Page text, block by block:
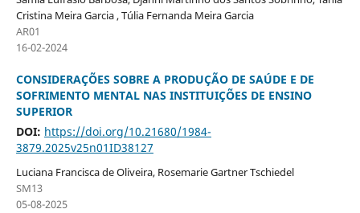
Cristina Meira Garcia , Túlia Fernanda Meira Garcia
AR01
16-02-2024
CONSIDERAÇÕES SOBRE A PRODUÇÃO DE SAÚDE E DE
SOFRIMENTO MENTAL NAS INSTITUIÇÕES DE ENSINO
SUPERIOR
DOI: https://doi.org/10.21680/1984-
3879.2025v25n01ID38127
Luciana Francisca de Oliveira, Rosemarie Gartner Tschiedel
SM13
05-08-2025